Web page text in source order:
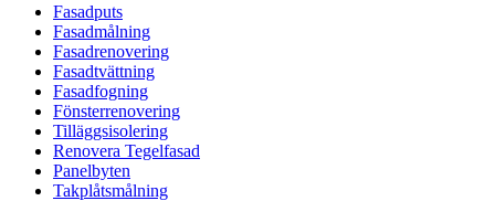
Fasadputs
Fasadmålning
Fasadrenovering
Fasadtvättning
Fasadfogning
Fönsterrenovering
Tilläggsisolering
Renovera Tegelfasad
Panelbyten
Takplåtsmålning